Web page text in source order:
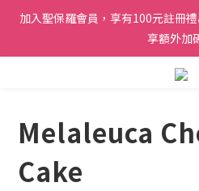
加入聖保羅會員，享有100元註冊
享額外加
Melaleuca
Cake